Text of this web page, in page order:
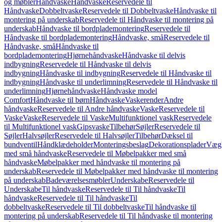
og møblerHåndvaskeHåndvaskeReservedele til
HåndvaskeDobbeltvaskeReservedele til DobbeltvaskeHåndvaske til
montering på underskabReservedele til Håndvaske til montering på
underskabHåndvaske til bordplademonteringReservedele til
Håndvaske til bordplademonteringHåndvaske, småReservedele til
Håndvaske, småHåndvaske til
bordplademonteringHjørnehåndvaskeHåndvaske til delvis
indbygningReservedele til Håndvaske til delvis
indbygningHåndvaske til indbygningReservedele til Håndvaske til
indbygningHåndvaske til underlimningReservedele til Håndvaske til
underlimningHjørnehåndvaskeHåndvaske model
ComfortHåndvaske til børnHåndvaskeVaskerenderAndre
håndvaskeReservedele til Andre håndvaskeVaskeReservedele til
VaskeVaskeReservedele til VaskeMultifunktionel vaskReservedele
til Multifunktionel vaskGipsvaskeTilbehørSøjlerReservedele til
SøjlerHalvsøjlerReservedele til HalvsøjlerTilbehørDæksel til
bundventilHåndklædeholderMonteringsbeslagDekorationsplader
med små håndvaskeReservedele til Møbelpakker med små
håndvaskeMøbelpakker med håndvaske til montering på
underskabReservedele til Møbelpakker med håndvaske til montering
på underskabBadeværelsesmøblerUnderskabeReservedele til
UnderskabeTil håndvaskeReservedele til Til håndvaskeTil
håndvaskeReservedele til Til håndvaskeTil
dobbeltvaskeReservedele til Til dobbeltvaskeTil håndvaske til
montering på underskabReservedele til Til håndvaske til montering